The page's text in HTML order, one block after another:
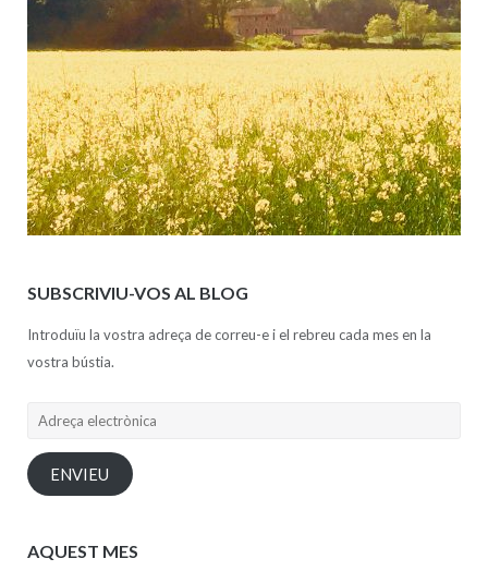
SUBSCRIVIU-VOS AL BLOG
Introduïu la vostra adreça de correu-e i el rebreu cada mes en la
vostra bústia.
Adreça
ENVIEU
AQUEST MES